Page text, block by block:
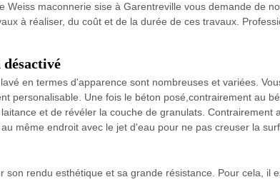
maconnerie sise à Garentreville vous demande de
à réaliser, du coût et de la durée de ces travaux.
en termes d'apparence sont nombreuses et variées.
personalisable. Une fois le béton posé,contrairement au
et de révéler la couche de granulats. Contrairement
même endroit avec le jet d'eau pour ne pas creuser la
rendu esthétique et sa grande résistance. Pour cela, il